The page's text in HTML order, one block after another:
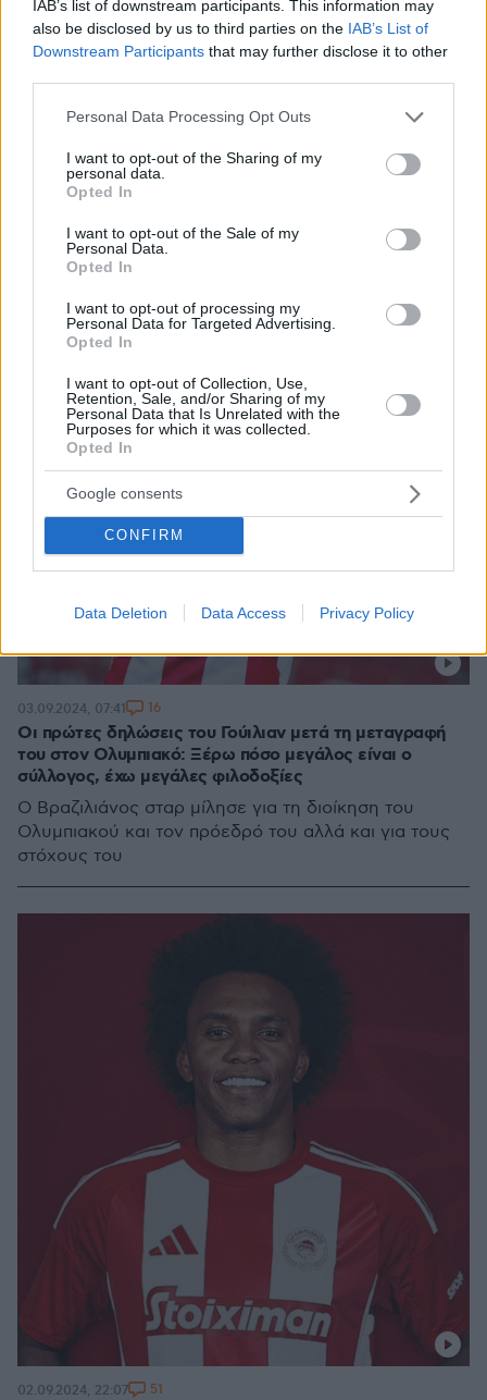
IAB’s list of downstream participants. This information may
also be disclosed by us to third parties on the IAB’s List of
Downstream Participants that may further disclose it to other
Please note that this website/app uses one or more Google
not limited to your visit or usage behaviour. You may click to
grant or deny consent to Google and its third-party tags to
use your data for below specified purposes in below Google
consent section.
Personal Data Processing Opt Outs
I want to opt-out of the Sharing of my
personal data.
Opted In
I want to opt-out of the Sale of my
Personal Data.
Opted In
I want to opt-out of processing my
Personal Data for Targeted Advertising.
Opted In
I want to opt-out of Collection, Use,
Retention, Sale, and/or Sharing of my
Personal Data that Is Unrelated with the
Purposes for which it was collected.
Opted In
Google consents
CONFIRM
Data Deletion Data Access Privacy Policy
τον μήνα στον Ολυμπιακό, σύμφωνα με το Athletic
Πρόκειται για ένα συμβόλαιο που λογικά δεν έχει
ξαναδοθεί στο ελληνικό ποδόσφαιρο
Οι πρώτες δηλώσεις του Γούιλιαν μετά τη μεταγραφή
του στον Ολυμπιακό: Ξέρω πόσο μεγάλος είναι ο
σύλλογος, έχω μεγάλες φιλοδοξίες
Ο Βραζιλιάνος σταρ μίλησε για τη διοίκηση του
Ολυμπιακού και τον πρόεδρό του αλλά και για τους
στόχους του
03.09.2024, 07:41 16
02.09.2024, 22:07 51